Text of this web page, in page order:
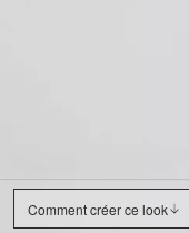
Comment créer ce look